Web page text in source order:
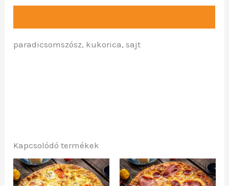
paradicsomszósz, kukorica, sajt
Kapcsolódó termékek